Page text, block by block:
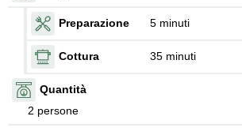
Preparazione 5 minuti
Cottura 35 minuti
Quantità
2 persone